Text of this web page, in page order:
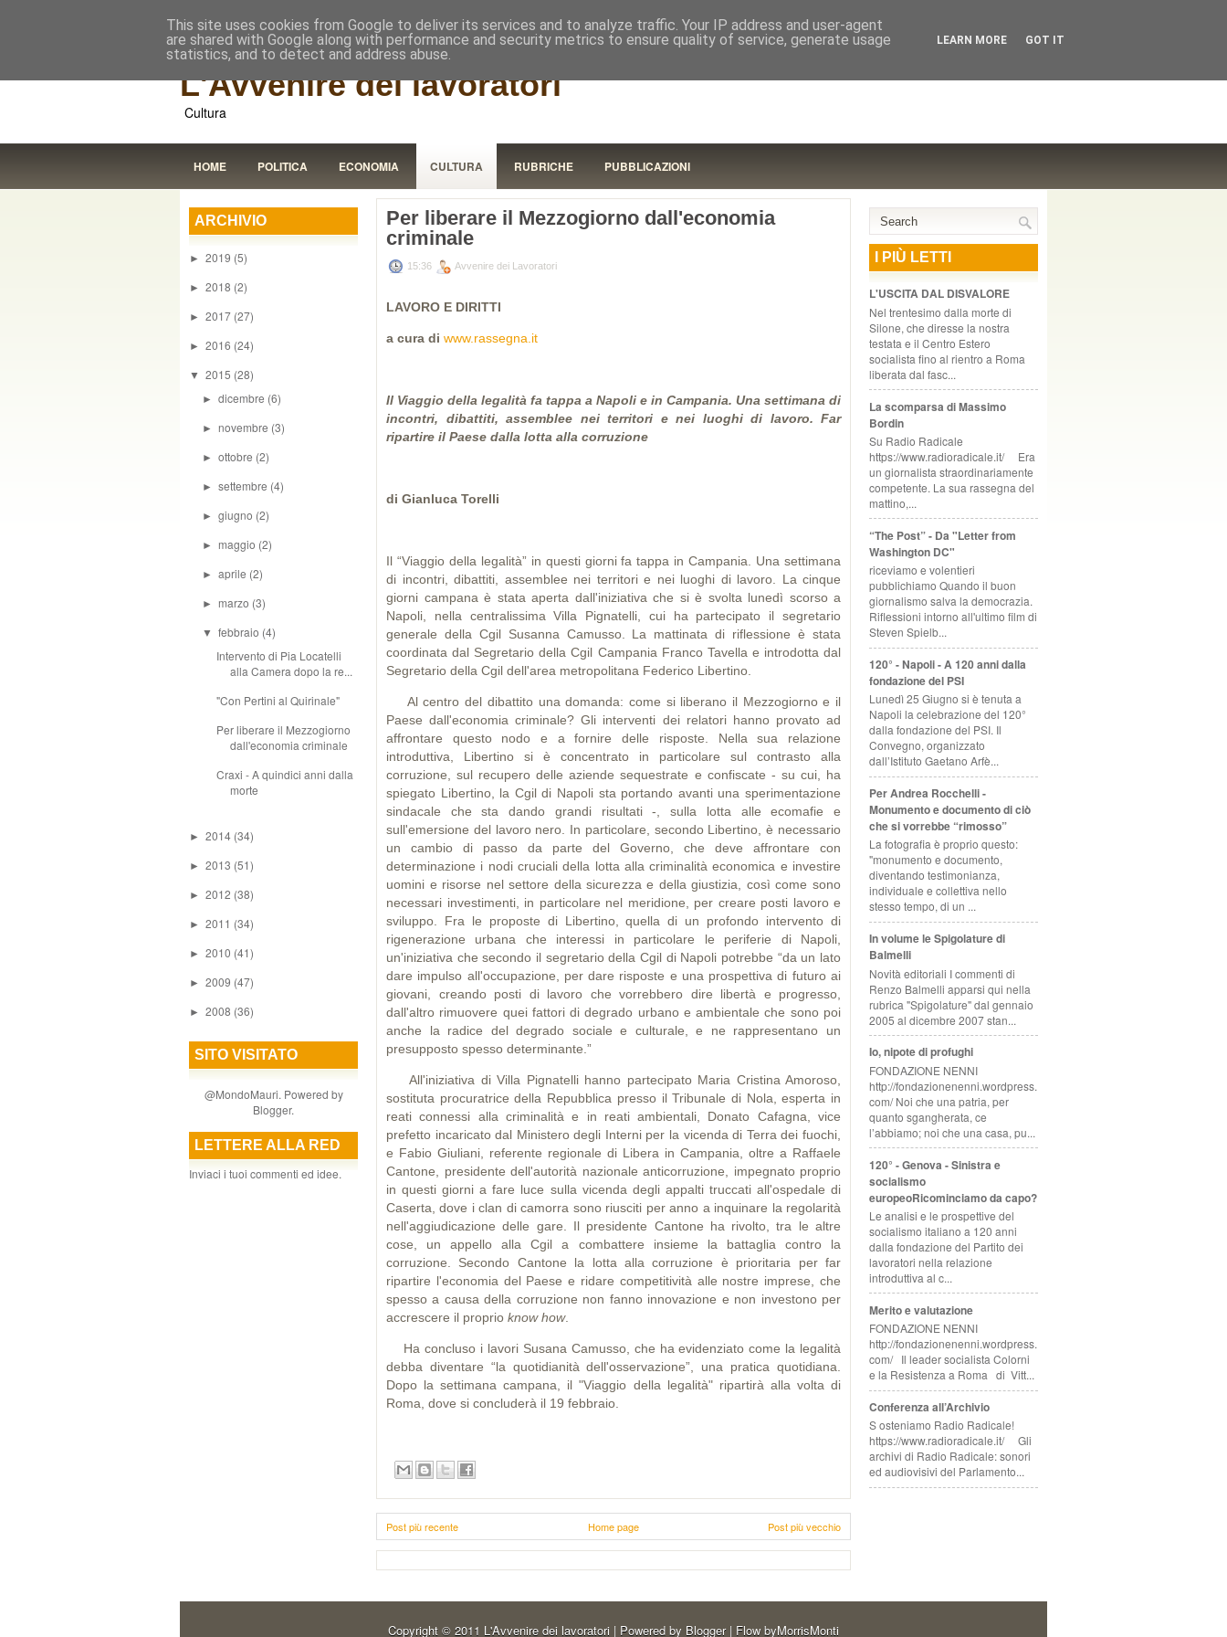
RISTORANTE COOPERATIVO, ZURIGO
L'Avvenire dei lavoratori
Cultura
HOME POLITICA ECONOMIA CULTURA RUBRICHE PUBBLICAZIONI
ARCHIVIO
► 2019 (5)
► 2018 (2)
► 2017 (27)
► 2016 (24)
▼ 2015 (28)
►dicembre (6)
►novembre (3)
►ottobre (2)
►settembre (4)
►giugno (2)
► maggio (2)
►aprile (2)
► marzo (3)
▼febbraio (4)
Intervento di Pia Locatelli
alla Camera dopo la re...
"Con Pertini al Quirinale"
Per liberare il Mezzogiorno
dall'economia criminale
Craxi - A quindici anni dalla
morte
► 2014 (34)
► 2013 (51)
► 2012 (38)
► 2011 (34)
► 2010 (41)
► 2009 (47)
► 2008 (36)
SITO VISITATO
@MondoMauri. Powered by
Blogger.
LETTERE ALLA RED
Inviaci i tuoi commenti ed idee.
Per liberare il Mezzogiorno dall'economia
criminale
15:36 Avvenire dei Lavoratori
LAVORO E DIRITTI
a cura di www.rassegna.it
Il Viaggio della legalità fa tappa a Napoli e in Campania. Una settimana di
incontri, dibattiti, assemblee nei territori e nei luoghi di lavoro. Far
ripartire il Paese dalla lotta alla corruzione
di Gianluca Torelli
Il “Viaggio della legalità” in questi giorni fa tappa in Campania. Una settimana
di incontri, dibattiti, assemblee nei territori e nei luoghi di lavoro. La cinque
giorni campana è stata aperta dall'iniziativa che si è svolta lunedì scorso a
Napoli, nella centralissima Villa Pignatelli, cui ha partecipato il segretario
generale della Cgil Susanna Camusso. La mattinata di riflessione è stata
coordinata dal Segretario della Cgil Campania Franco Tavella e introdotta dal
Segretario della Cgil dell'area metropolitana Federico Libertino.
Al centro del dibattito una domanda: come si liberano il Mezzogiorno e il
Paese dall'economia criminale? Gli interventi dei relatori hanno provato ad
affrontare questo nodo e a fornire delle risposte. Nella sua relazione
introduttiva, Libertino si è concentrato in particolare sul contrasto alla
corruzione, sul recupero delle aziende sequestrate e confiscate - su cui, ha
spiegato Libertino, la Cgil di Napoli sta portando avanti una sperimentazione
sindacale che sta dando grandi risultati -, sulla lotta alle ecomafie e
sull'emersione del lavoro nero. In particolare, secondo Libertino, è necessario
un cambio di passo da parte del Governo, che deve affrontare con
determinazione i nodi cruciali della lotta alla criminalità economica e investire
uomini e risorse nel settore della sicurezza e della giustizia, così come sono
necessari investimenti, in particolare nel meridione, per creare posti lavoro e
sviluppo. Fra le proposte di Libertino, quella di un profondo intervento di
rigenerazione urbana che interessi in particolare le periferie di Napoli,
un'iniziativa che secondo il segretario della Cgil di Napoli potrebbe “da un lato
dare impulso all'occupazione, per dare risposte e una prospettiva di futuro ai
giovani, creando posti di lavoro che vorrebbero dire libertà e progresso,
dall'altro rimuovere quei fattori di degrado urbano e ambientale che sono poi
anche la radice del degrado sociale e culturale, e ne rappresentano un
presupposto spesso determinante.”
All'iniziativa di Villa Pignatelli hanno partecipato Maria Cristina Amoroso,
sostituta procuratrice della Repubblica presso il Tribunale di Nola, esperta in
reati connessi alla criminalità e in reati ambientali, Donato Cafagna, vice
prefetto incaricato dal Ministero degli Interni per la vicenda di Terra dei fuochi,
e Fabio Giuliani, referente regionale di Libera in Campania, oltre a Raffaele
Cantone, presidente dell'autorità nazionale anticorruzione, impegnato proprio
in questi giorni a fare luce sulla vicenda degli appalti truccati all'ospedale di
Caserta, dove i clan di camorra sono riusciti per anno a inquinare la regolarità
nell'aggiudicazione delle gare. Il presidente Cantone ha rivolto, tra le altre
cose, un appello alla Cgil a combattere insieme la battaglia contro la
corruzione. Secondo Cantone la lotta alla corruzione è prioritaria per far
ripartire l'economia del Paese e ridare competitività alle nostre imprese, che
spesso a causa della corruzione non fanno innovazione e non investono per
accrescere il proprio know how.
Ha concluso i lavori Susana Camusso, che ha evidenziato come la legalità
debba diventare “la quotidianità dell'osservazione”, una pratica quotidiana.
Dopo la settimana campana, il "Viaggio della legalità" ripartirà alla volta di
Roma, dove si concluderà il 19 febbraio.
Post più recente Post più vecchio
Home page
I PIÙ LETTI
L'USCITA DAL DISVALORE
Nel trentesimo dalla morte di
Silone, che diresse la nostra
testata e il Centro Estero
socialista fino al rientro a Roma
liberata dal fasc...
La scomparsa di Massimo
Bordin
Su Radio Radicale
https://www.radioradicale.it/ Era
un giornalista straordinariamente
competente. La sua rassegna del
mattino,...
“The Post” - Da "Letter from
Washington DC"
riceviamo e volentieri
pubblichiamo Quando il buon
giornalismo salva la democrazia.
Riflessioni intorno all'ultimo film di
Steven Spielb...
120° - Napoli - A 120 anni dalla
fondazione del PSI
Lunedì 25 Giugno si è tenuta a
Napoli la celebrazione del 120°
dalla fondazione del PSI. Il
Convegno, organizzato
dall’Istituto Gaetano Arfè...
Per Andrea Rocchelli -
Monumento e documento di ciò
che si vorrebbe “rimosso”
La fotografia è proprio questo:
"monumento e documento,
diventando testimonianza,
individuale e collettiva nello
stesso tempo, di un ...
In volume le Spigolature di
Balmelli
Novità editoriali I commenti di
Renzo Balmelli apparsi qui nella
rubrica "Spigolature" dal gennaio
2005 al dicembre 2007 stan...
Io, nipote di profughi
FONDAZIONE NENNI
http://fondazionenenni.wordpress.
com/ Noi che una patria, per
quanto sgangherata, ce
l’abbiamo; noi che una casa, pu...
120° - Genova - Sinistra e
socialismo
europeoRicominciamo da capo?
Le analisi e le prospettive del
socialismo italiano a 120 anni
dalla fondazione del Partito dei
lavoratori nella relazione
introduttiva al c...
Merito e valutazione
FONDAZIONE NENNI
http://fondazionenenni.wordpress.
com/ Il leader socialista Colorni
e la Resistenza a Roma di Vitt...
Conferenza all’Archivio
S osteniamo Radio Radicale!
https://www.radioradicale.it/ Gli
archivi di Radio Radicale: sonori
ed audiovisivi del Parlamento...
Copyright © 2011 L'Avvenire dei lavoratori | Powered by Blogger| Flow byMorrisMonti
This site uses cookies from Google to deliver its services and to analyze traffic. Your IP address and user-agent
are shared with Google along with performance and security metrics to ensure quality of service, generate usage
statistics, and to detect and address abuse.
LEARN MORE GOT IT